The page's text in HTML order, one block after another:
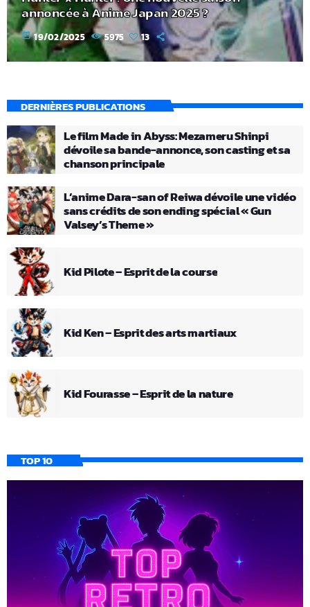
annoncée à Anime Japan 2025 ?
today 19/02/2025 5975 13
DERNIÈRES PUBLICATIONS
Le film Made in Abyss: Mezameru Shinpi
dévoile sa bande-annonce, son casting et sa
chanson principale
L’anime Dara-san of Reiwa dévoile une vidéo
sans crédits de son ending spécial « Gun
Valsey’s Theme »
Kid Pilote – Esprit de la course
Kid Ken – Esprit des arts martiaux
Kid Fourasse – Esprit de la nature
TOP 10